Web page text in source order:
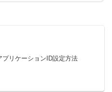
プリケーションID設定方法